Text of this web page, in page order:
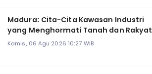
Madura: Cita-Cita Kawasan Industri
yang Menghormati Tanah dan Rakyat
Kamis, 06 Agu 2026 10:27 WIB